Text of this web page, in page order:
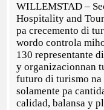
WILLEMSTAD –
Hospitality and
pa crecemento di
wordo controla
130 representante
y organizacionnan
futuro di turismo na
solamente pa
calidad, balansa y